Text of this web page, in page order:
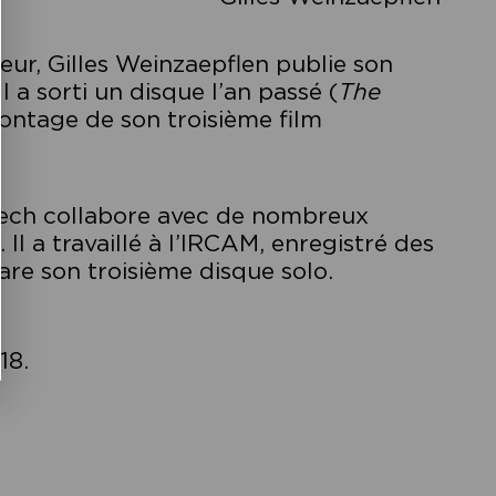
Gilles Weinzaepflen publie son
a sorti un disque l’an passé (The
de son troisième film
collabore avec de nombreux
a travaillé à l’IRCAM, enregistré des
son troisième disque solo.